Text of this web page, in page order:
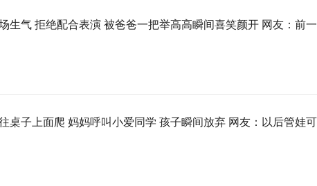
生气 拒绝配合表演 被爸爸一把举高高瞬间喜笑颜开 网友：前
桌子上面爬 妈妈呼叫小爱同学 孩子瞬间放弃 网友：以后管娃